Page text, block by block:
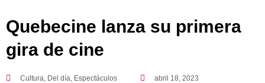
Quebecine lanza su primera
gira de cine
Cultura, Del día, Espectáculos abril 18, 2023